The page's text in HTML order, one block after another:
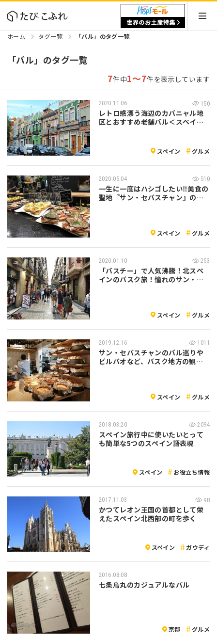
ホーム タグ一覧 「バル」のタグ一覧
「バル」のタグ一覧
7件中1～7件を表示しています
2020.11.06 150
レトロ感漂う海辺のカバニャル地
区とおすすめ老舗バル＜スペイン
スペイン グルメ
2020.05.04 510
一生に一度はハシゴしたい‼美食の
聖地『サン・セバスチャン』の絶
スペイン グルメ
2020.01.10 253
「バスチー」で人気沸騰！北スペ
インのバスク旅！憧れのサン・セ
スペイン グルメ
2019.12.16 1011
サン・セバスチャンのバル巡りや
ビルバオなど、バスク地方の観光
スペイン グルメ
2018.03.20 2094
スペイン旅行中に使いたいとって
も簡単な5つのスペイン語表現
スペイン お役立ち情報
2017.11.03 98
かつてレオン王国の首都として栄
えたスペイン北西部の町を歩く
スペイン ガウディ
2016.08.08
七条烏丸のカジュアルなバル
京都 グルメ